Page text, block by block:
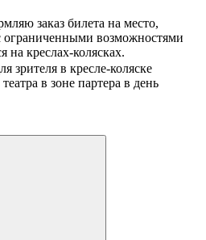
заказ билета на место,
ограниченными возможностями
на креслах-колясках.
зрителя в кресле-коляске
в зоне партера в день